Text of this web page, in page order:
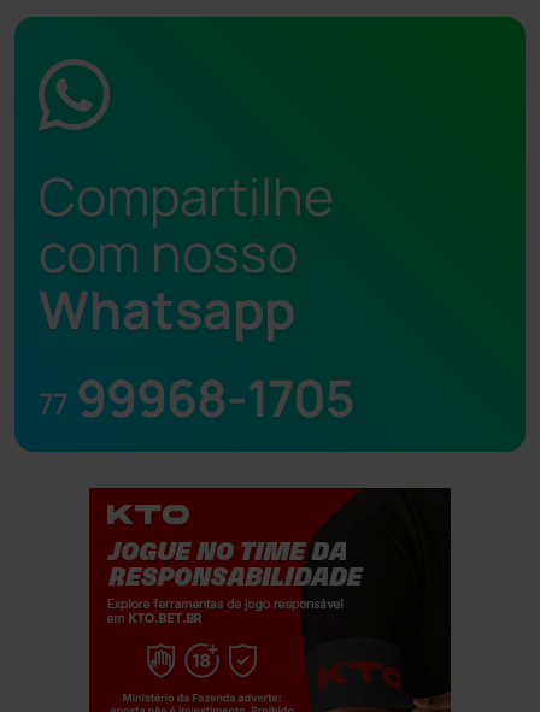
Compartilhe
com nosso
Whatsapp
77 99968-1705